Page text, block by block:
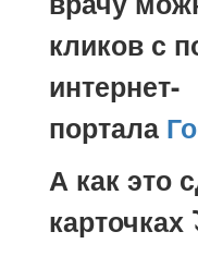
кликов с
интернет-
портала
А как это
карточках